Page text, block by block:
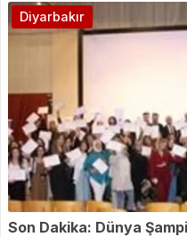
Son Dakika: Dünya
Diyarbakır